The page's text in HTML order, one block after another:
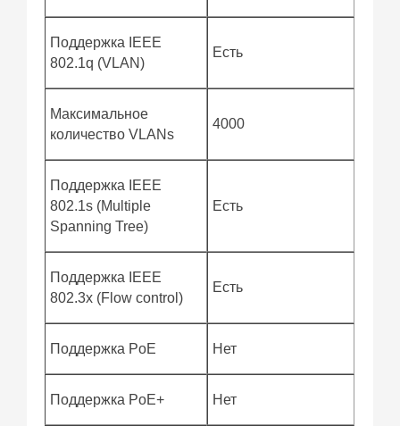
Поддержка IEEE
802.1q (VLAN)
Есть
Максимальное
количество VLANs
4000
Поддержка IEEE
802.1s (Multiple
Spanning Tree)
Есть
Поддержка IEEE
802.3x (Flow control)
Есть
Поддержка PoE Нет
Поддержка PoE+ Нет